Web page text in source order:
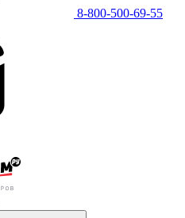
8-800-500-69-55